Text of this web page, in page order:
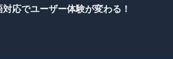
応でユーザー体験が変わる！